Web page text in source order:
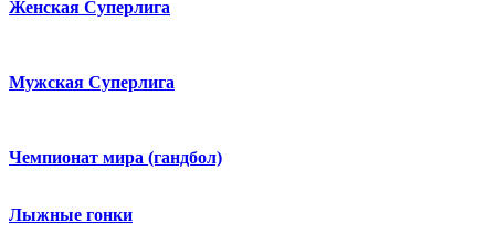
Женская Суперлига
Мужская Суперлига
Чемпионат мира (гандбол)
Лыжные гонки